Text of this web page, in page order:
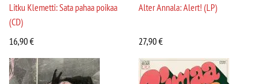
Litku Klemetti: Sata pahaa poikaa
(CD)
16,90€
Alter Annala: Alert! (LP)
27,90€